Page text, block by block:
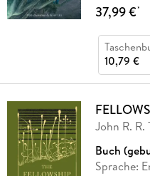
37,99 €*
10,79 €
John R. R.
Buch
Sprache: